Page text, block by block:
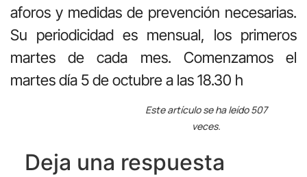
aforos y medidas de prevención necesarias.
Su periodicidad es mensual, los primeros
martes de cada mes. Comenzamos el
martes día 5 de octubre a las 18.30 h
Este artículo se ha leído 507
veces.
Deja una respuesta